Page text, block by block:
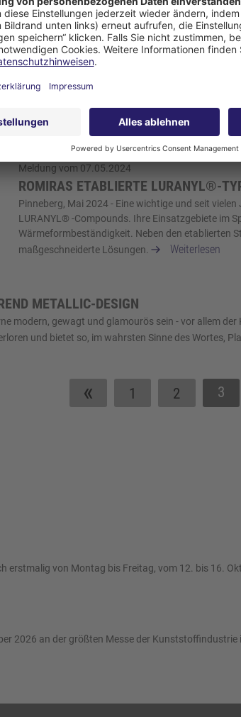
Design-Lösungen im Automobil-Exterieur sucht,
denn die Vorteile liegen auf der Hand: eine
Meldung vom 07.05.2024
ROMIRAS ETABLIERTE LURANYL®-
Pinneberg, Mai 2024 - Eine wichtige und seit
LURANYL® -Compounds. Ihre Einsatzgebiete im
Wärmeformbeständigkeit. Neben den etablierten
maßgeschneiderte Lösungen.
Weiterlesen
METALLIC-DESIGN
modern, gewagt und glamourös sein - vor allem
und bietet so, im wahrsten Sinne des Wortes,
« 1 2 3
erstmalig von Montag bis Freitag, vom 12. bis 16.
2026 an der größten Messe der